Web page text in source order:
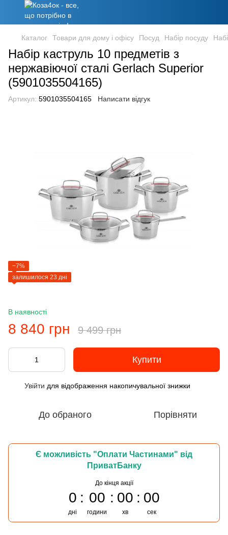
Каталог Товари для дому і офісу Посуд Набір посуду
Набір каструль 10 предметів з
нержавіючої сталі Gerlach Superior
(5901035504165)
Артикул: 5901035504165 Написати відгук
−7%
залишилося 23 дні
В наявності
8 840 грн 9 499 грн
Купити
Увійти для відображення накопичувальної знижки
До обраного Порівняти
Є можливість "Оплати Частинами" від
ПриватБанку
До кінця акції
0
дні
00
години
00
хв
00
сек